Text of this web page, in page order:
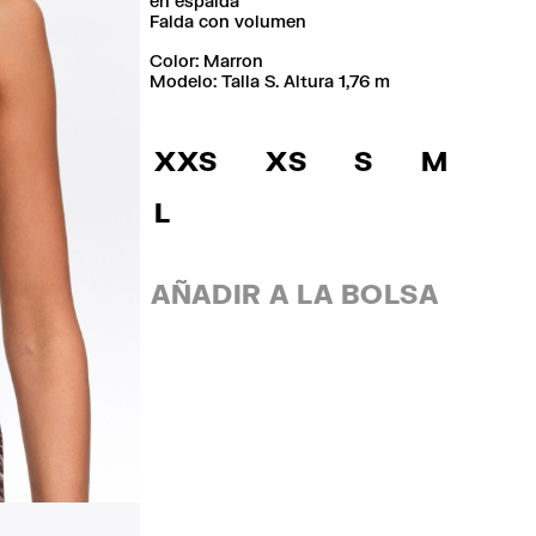
Falda con volumen
Color:
marron
Modelo: Talla S. Altura 1,76 m
XXS XS S
M
L
AÑADIR A LA BOLSA